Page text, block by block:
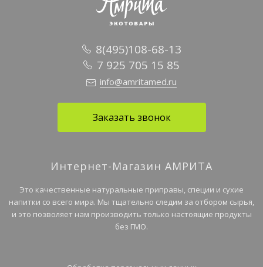
8(495)108-68-13
7 925 705 15 85
info@amritamed.ru
Заказать звонок
Интернет-Магазин АМРИТА
Это качественные натуральные приправы, специи и сухие
напитки со всего мира. Мы тщательно следим за отбором сырья,
и это позволяет нам производить только настоящие продукты
без ГМО.